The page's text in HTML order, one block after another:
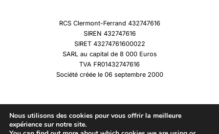
RCS Clermont-Ferrand 432747616
SIREN 432747616
SIRET 43274761600022
SARL au capital de 8 000 Euros
TVA FR01432747616
Société créée le 06 septembre 2000
Nous utilisons des cookies pour vous offrir la meilleure
expérience sur notre site.